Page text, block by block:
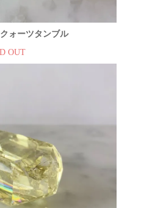
ォーツタンブル
OUT